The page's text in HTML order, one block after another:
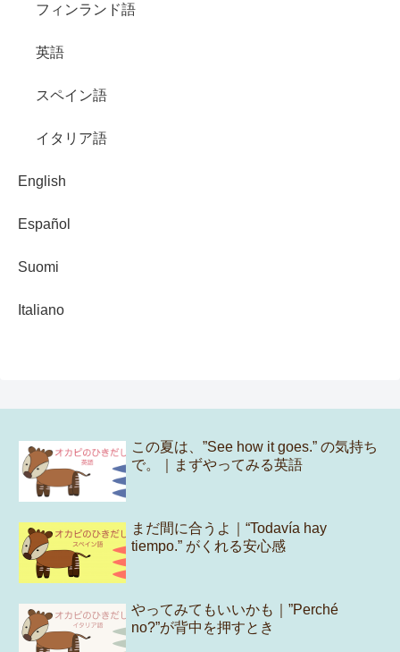
フィンランド語
英語
スペイン語
イタリア語
English
Español
Suomi
Italiano
この夏は、”See how it goes.” の気持ち
で。｜まずやってみる英語
まだ間に合うよ｜“Todavía hay
tiempo.” がくれる安心感
やってみてもいいかも｜”Perché
no?”が背中を押すとき